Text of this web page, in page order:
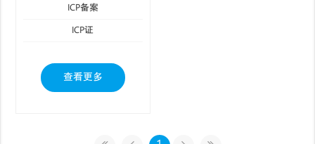
ICP备案
ICP证
查看更多